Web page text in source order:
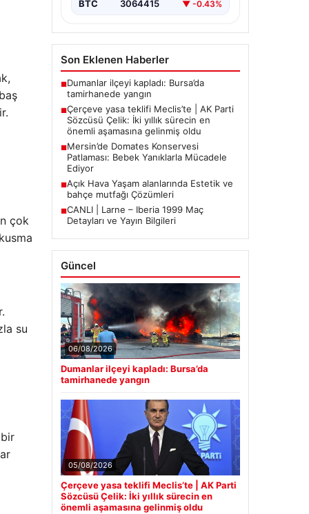
çok
su
BTC 3064415 ▼ -0.43%
Son Eklenen Haberler
■Dumanlar ilçeyi kapladı: Bursa’da
tamirhanede yangın
■Çerçeve yasa teklifi Meclis’te | AK Parti
Sözcüsü Çelik: İki yıllık sürecin en
önemli aşamasına gelinmiş oldu
■Mersin’de Domates Konservesi
Patlaması: Bebek Yanıklarla Mücadele
Ediyor
■Açık Hava Yaşam alanlarında Estetik ve
bahçe mutfağı Çözümleri
■CANLI | Larne – Iberia 1999 Maç
Detayları ve Yayın Bilgileri
Güncel
06/08/2026
Dumanlar ilçeyi kapladı: Bursa’da
tamirhanede yangın
05/08/2026
Çerçeve yasa teklifi Meclis’te | AK Parti
Sözcüsü Çelik: İki yıllık sürecin en
önemli aşamasına gelinmiş oldu